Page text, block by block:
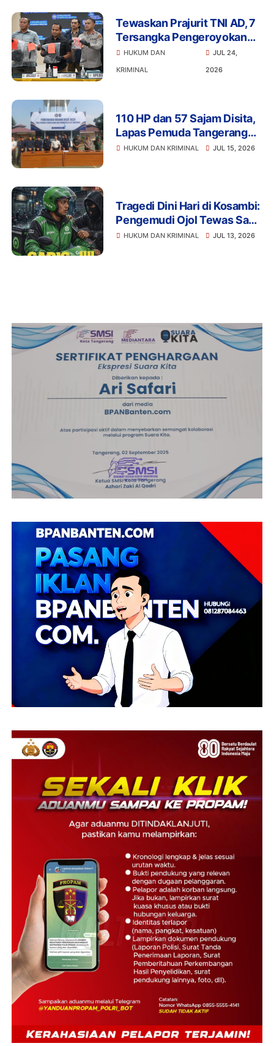
Tewaskan Prajurit TNI AD, 7
Tersangka Pengeroyokan
Terancam Penjara Seumur
Hidup
HUKUM DAN
KRIMINAL
JUL 24,
2026
110 HP dan 57 Sajam Disita,
Lapas Pemuda Tangerang
Perketat Pengawasan
HUKUM DAN KRIMINAL JUL 15, 2026
Tragedi Dini Hari di Kosambi:
Pengemudi Ojol Tewas Saat
Istirahat, Motor dan HP Raib
HUKUM DAN KRIMINAL JUL 13, 2026